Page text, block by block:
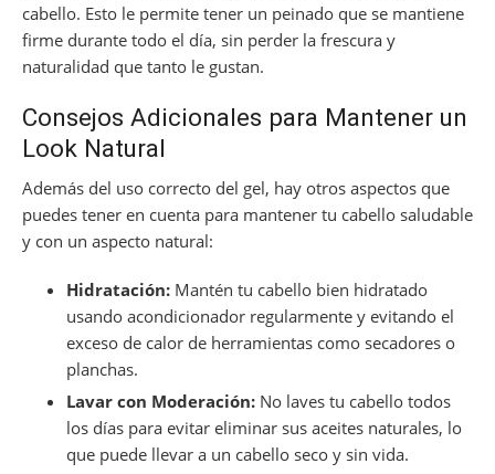
cabello. Esto le permite tener un peinado que se mantiene
firme durante todo el día, sin perder la frescura y
naturalidad que tanto le gustan.
Consejos Adicionales para Mantener un
Look Natural
Además del uso correcto del gel, hay otros aspectos que
puedes tener en cuenta para mantener tu cabello saludable
y con un aspecto natural:
Hidratación: Mantén tu cabello bien hidratado
usando acondicionador regularmente y evitando el
exceso de calor de herramientas como secadores o
planchas.
Lavar con Moderación: No laves tu cabello todos
los días para evitar eliminar sus aceites naturales, lo
que puede llevar a un cabello seco y sin vida.